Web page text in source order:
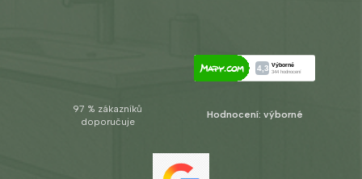
97 % zákazníků
doporučuje
Hodnocení: výborné